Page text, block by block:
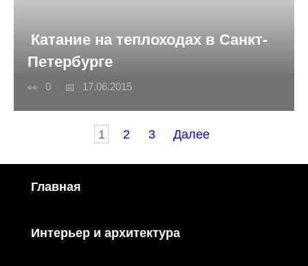
Катание на теплоходах в Санкт-
Петербурге
0 17.06.2015
1 2 3 Далее
Главная
Интерьер и архитектура